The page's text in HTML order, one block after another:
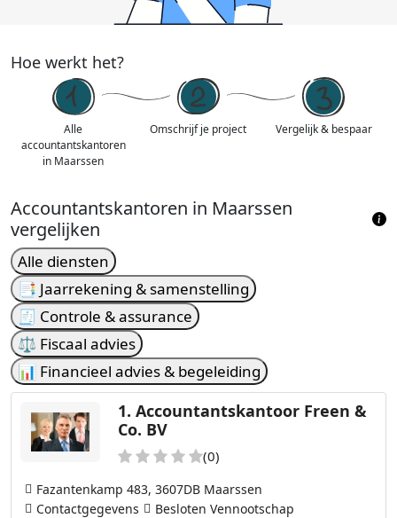
Hoe werkt het?
Alle
accountantskantoren
in Maarssen
Omschrijf je project Vergelijk & bespaar
Accountantskantoren in Maarssen
vergelijken
Alle diensten
📑 Jaarrekening & samenstelling
🧾 Controle & assurance
⚖️ Fiscaal advies
📊 Financieel advies & begeleiding
1. Accountantskantoor Freen &
Co. BV
(0)
Fazantenkamp 483, 3607DB Maarssen
Contactgegevens
Besloten Vennootschap